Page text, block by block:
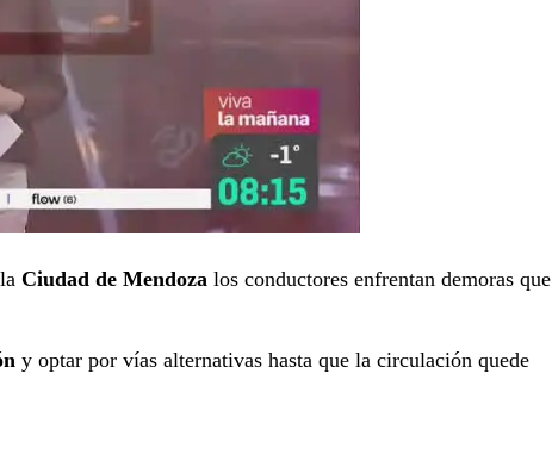
Ciudad de Mendoza los conductores enfrentan demoras que
y optar por vías alternativas hasta que la circulación quede